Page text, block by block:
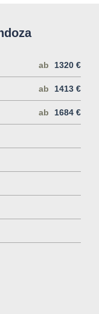
ab 1320 €
ab 1413 €
ab 1684 €